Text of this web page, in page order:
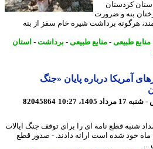
کردستان
بنه و ضرورت
برداشت شیره خام سقز از بنه
طبیعی-منابع طبیعی-برداشت -استان
درباره پایان «جنگ
82045864
قطع نامه ای را برای توقف جنگ ایالات
شده است ارائه دادند. - صدور قطع